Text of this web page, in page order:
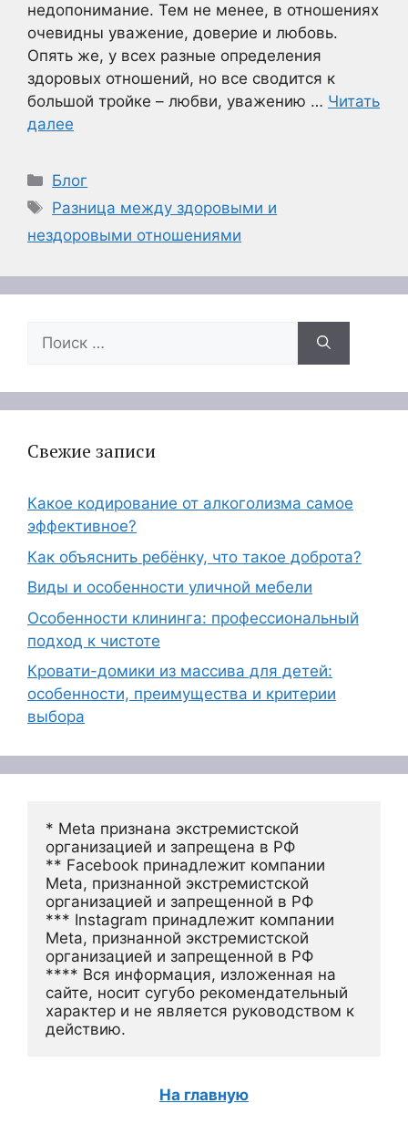
недопонимание. Тем не менее, в отношениях
очевидны уважение, доверие и любовь.
Опять же, у всех разные определения
здоровых отношений, но все сводится к
большой тройке – любви, уважению … Читать
далее
Рубрики
Блог
Метки
Разница между здоровыми и
нездоровыми отношениями
Поиск:
Свежие записи
Какое кодирование от алкоголизма самое
эффективное?
Как объяснить ребёнку, что такое доброта?
Виды и особенности уличной мебели
Особенности клининга: профессиональный
подход к чистоте
Кровати-домики из массива для детей:
особенности, преимущества и критерии
выбора
* Meta признана экстремистской
организацией и запрещена в РФ
** Facebook принадлежит компании
Meta, признанной экстремистской
организацией и запрещенной в РФ
*** Instagram принадлежит компании
Meta, признанной экстремистской
организацией и запрещенной в РФ
**** Вся информация, изложенная на
сайте, носит сугубо рекомендательный
характер и не является руководством к
действию.
На главную